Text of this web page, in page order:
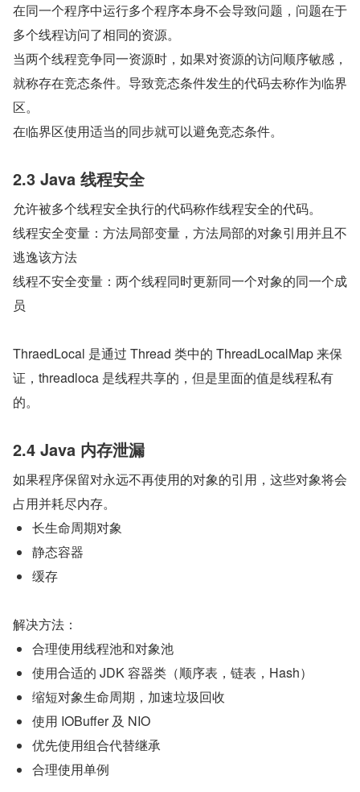
在同一个程序中运行多个程序本身不会导致问题，问题在于
多个线程访问了相同的资源。
当两个线程竞争同一资源时，如果对资源的访问顺序敏感，
就称存在竞态条件。导致竞态条件发生的代码去称作为临界
区。
在临界区使用适当的同步就可以避免竞态条件。
2.3 Java 线程安全
允许被多个线程安全执行的代码称作线程安全的代码。
线程安全变量：方法局部变量，方法局部的对象引用并且不
逃逸该方法
线程不安全变量：两个线程同时更新同一个对象的同一个成
员
ThraedLocal 是通过 Thread 类中的 ThreadLocalMap 来保
证，threadloca 是线程共享的，但是里面的值是线程私有
的。
2.4 Java 内存泄漏
如果程序保留对永远不再使用的对象的引用，这些对象将会
占用并耗尽内存。
长生命周期对象
静态容器
缓存
解决方法：
合理使用线程池和对象池
使用合适的 JDK 容器类（顺序表，链表，Hash）
缩短对象生命周期，加速垃圾回收
使用 IOBuffer 及 NIO
优先使用组合代替继承
合理使用单例